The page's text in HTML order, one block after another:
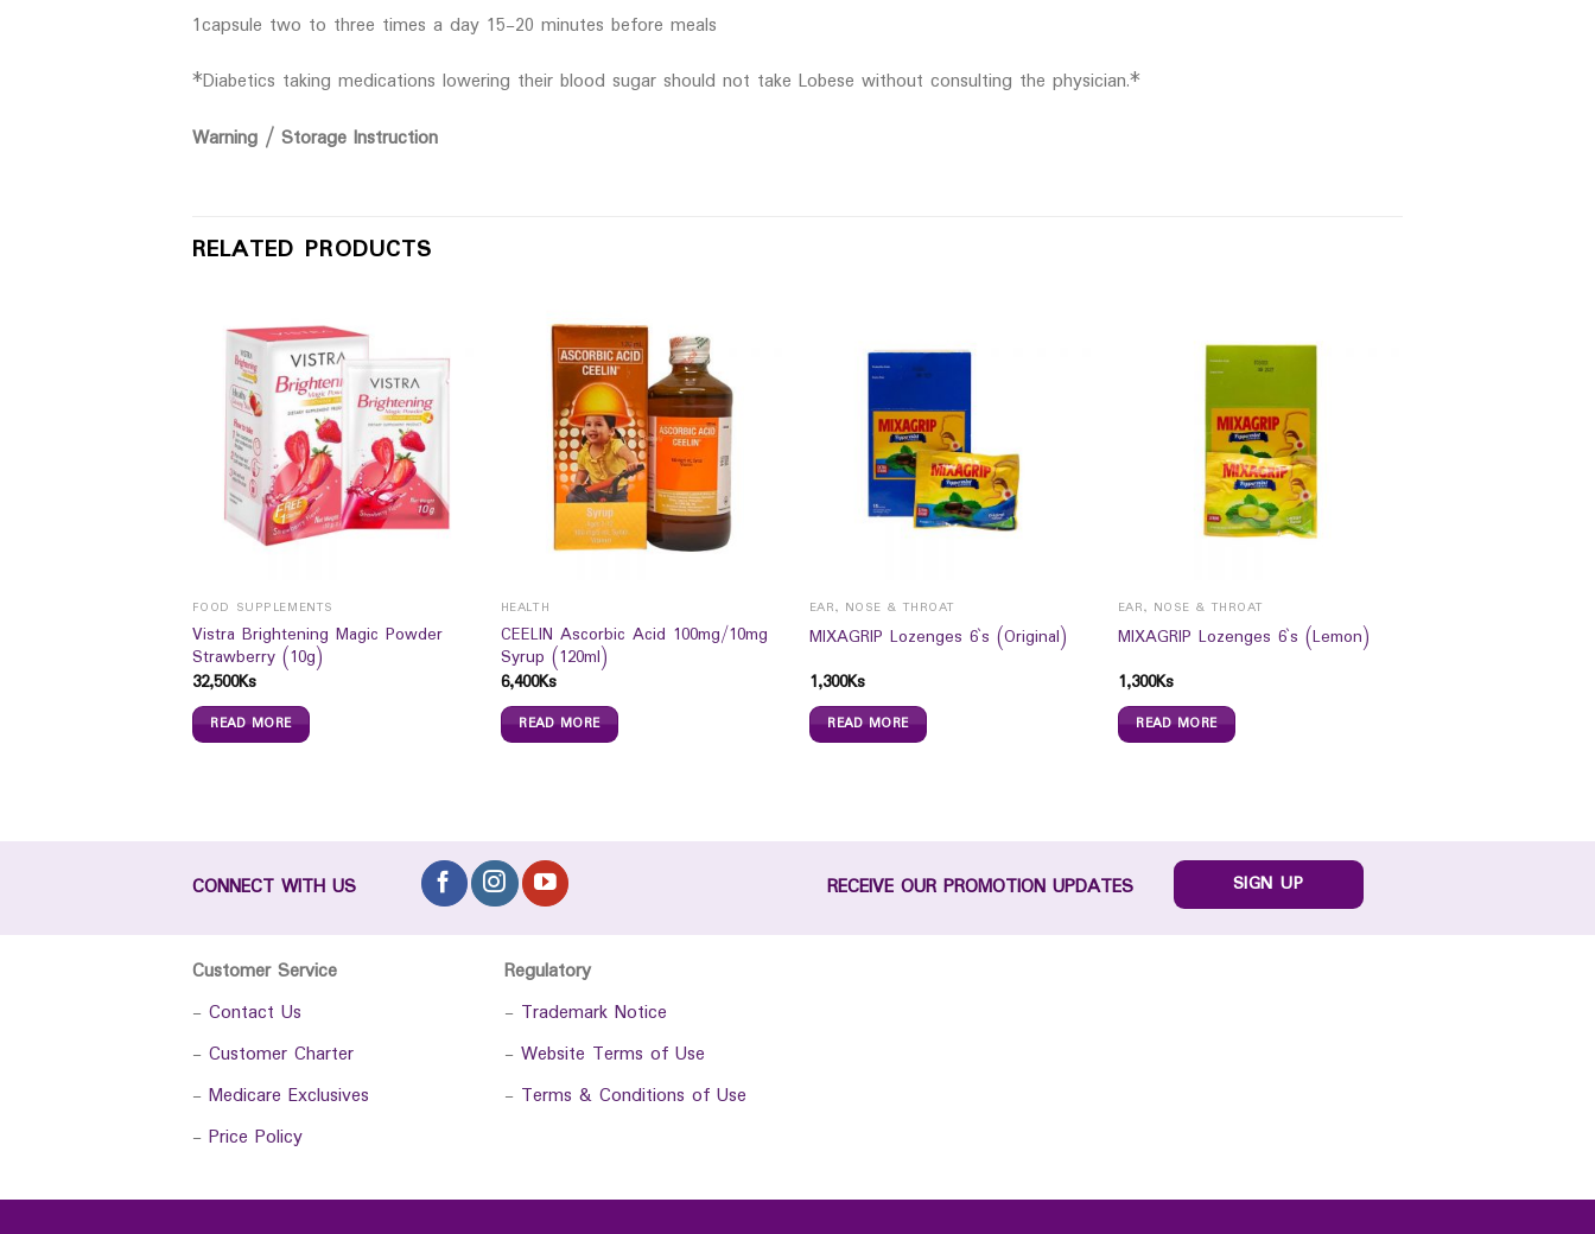
1capsule two to three times a day 15-20 minutes before meals
*Diabetics taking medications lowering their blood sugar should not take Lobese without consulting the physician.*
Warning / Storage Instruction
RELATED PRODUCTS
FOOD SUPPLEMENTS
Vistra Brightening Magic Powder
Strawberry (10g)
32,500Ks
READ MORE
HEALTH
CEELIN Ascorbic Acid 100mg/10mg
Syrup (120ml)
6,400Ks
READ MORE
EAR, NOSE & THROAT
MIXAGRIP Lozenges 6`s (Original)
1,300Ks
READ MORE
EAR, NOSE & THROAT
MIXAGRIP Lozenges 6`s (Lemon)
1,300Ks
READ MORE
CONNECT WITH US RECEIVE OUR PROMOTION UPDATES SIGN UP
Customer Service
- Contact Us
- Customer Charter
- Medicare Exclusives
- Price Policy
Regulatory
- Trademark Notice
- Website Terms of Use
- Terms & Conditions of Use